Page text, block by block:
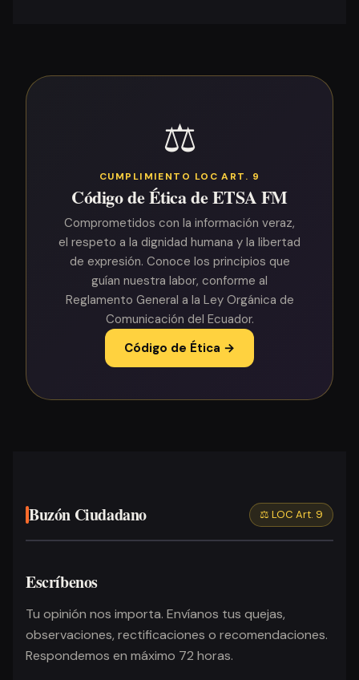
⚖️
CUMPLIMIENTO LOC ART. 9
Código de Ética de ETSA FM
Comprometidos con la información veraz,
el respeto a la dignidad humana y la libertad
de expresión. Conoce los principios que
guían nuestra labor, conforme al
Reglamento General a la Ley Orgánica de
Comunicación del Ecuador.
Código de Ética →
Buzón Ciudadano ⚖️ LOC Art. 9
Escríbenos
Tu opinión nos importa. Envíanos tus quejas,
observaciones, rectificaciones o recomendaciones.
Respondemos en máximo 72 horas.